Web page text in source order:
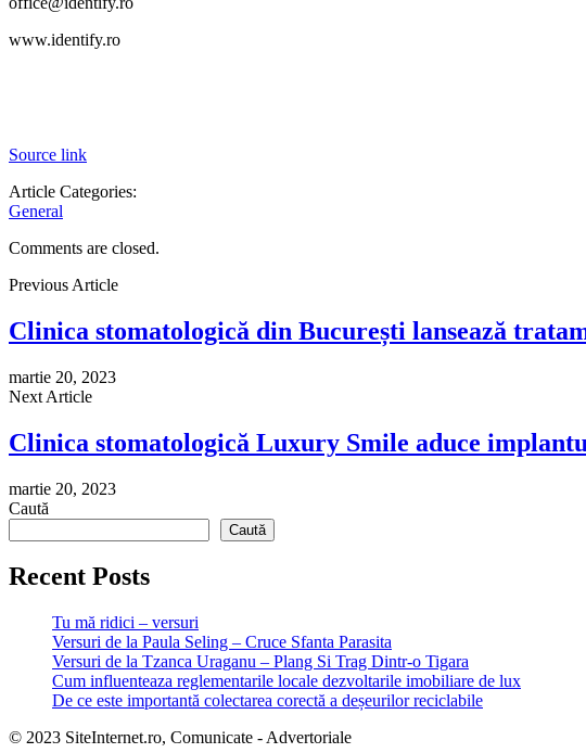
www.identify.ro
Source link
Article Categories:
General
Comments are closed.
Previous Article
Clinica stomatologică din București lansează
martie 20, 2023
Next Article
Clinica stomatologică Luxury Smile aduce
martie 20, 2023
Caută
Caută
Recent Posts
Tu mă ridici – versuri
Versuri de la Paula Seling – Cruce Sfanta Parasita
Versuri de la Tzanca Uraganu – Plang Si Trag Dintr-o Tigara
Cum influenteaza reglementarile locale dezvoltarile imobiliare de lux
De ce este importantă colectarea corectă a deșeurilor reciclabile
© 2023 SiteInternet.ro, Comunicate - Advertoriale